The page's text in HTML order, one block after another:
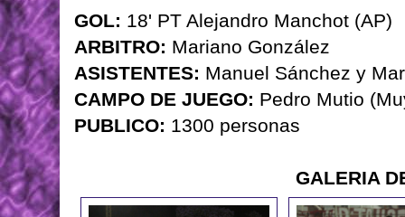
GOL: 18' PT Alejandro Manchot (AP)
ARBITRO: Mariano González
ASISTENTES: Manuel Sánchez y
CAMPO DE JUEGO: Pedro Mutio
PUBLICO: 1300 personas
GALERIA